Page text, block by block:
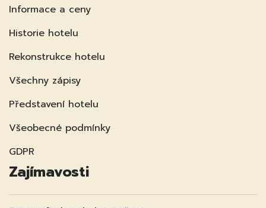
Informace a ceny
Historie hotelu
Rekonstrukce hotelu
Všechny zápisy
Představení hotelu
Všeobecné podmínky
GDPR
Zajímavosti